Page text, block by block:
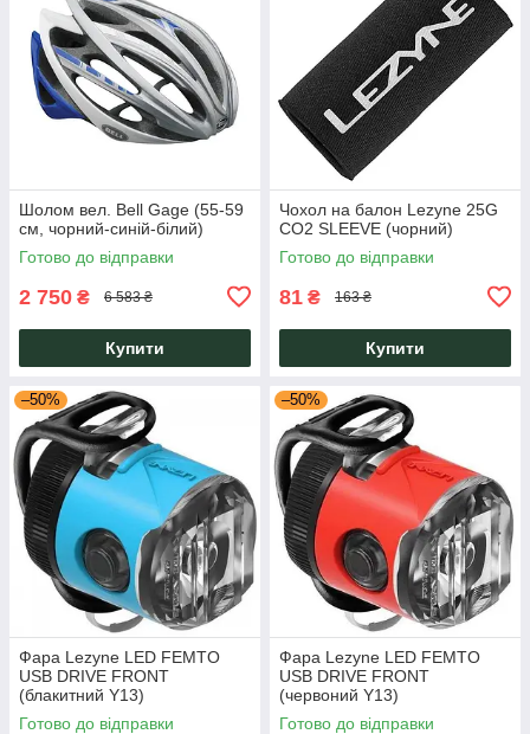
Шолом вел. Bell Gage (55-59
см, чорний-синій-білий)
Готово до відправки
2 750 ₴ 6 583 ₴
Купити
Чохол на балон Lezyne 25G
CO2 SLEEVE (чорний)
Готово до відправки
81 ₴ 163 ₴
Купити
–50%
Фара Lezyne LED FEMTO
USB DRIVE FRONT
(блакитний Y13)
Готово до відправки
–50%
Фара Lezyne LED FEMTO
USB DRIVE FRONT
(червоний Y13)
Готово до відправки